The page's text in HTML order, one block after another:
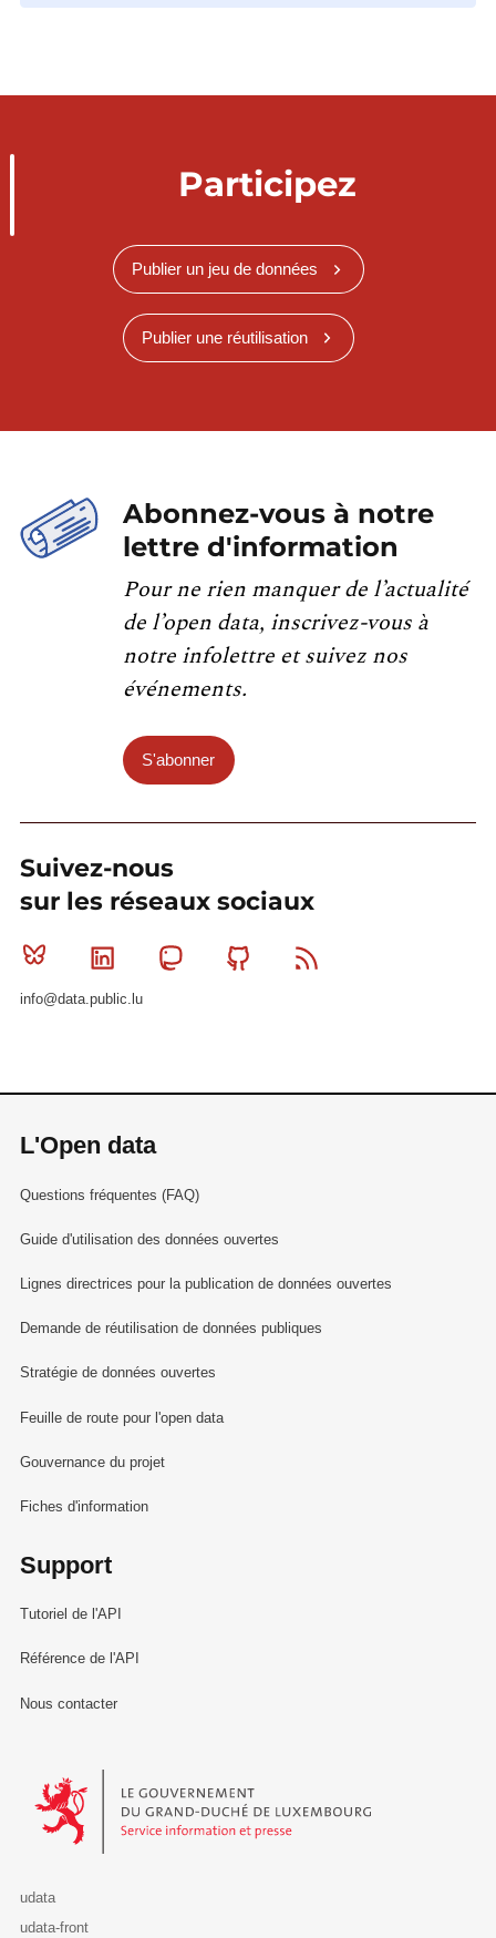
Participez
Publier un jeu de données
Publier une réutilisation
Abonnez-vous à notre
lettre d'information
Pour ne rien manquer de l’actualité
de l’open data, inscrivez-vous à
notre infolettre et suivez nos
événements.
S'abonner
Suivez-nous
sur les réseaux sociaux
Bluesky Linkedin MastodonGithub
info@data.public.lu
L'Open data
Questions fréquentes (FAQ)
Guide d'utilisation des données ouvertes
Lignes directrices pour la publication de données ouvertes
Demande de réutilisation de données publiques
Stratégie de données ouvertes
Feuille de route pour l'open data
Gouvernance du projet
Fiches d'information
Support
Tutoriel de l'API
Référence de l'API
Nous contacter
Le Gouvernement du Grand-Duché de Luxembourg - Service
udata
udata-front